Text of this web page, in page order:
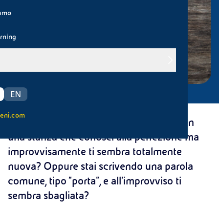
EN
eni.com
Hai presente quel momento in cui entri in
una stanza che conosci alla perfezione ma
improvvisamente ti sembra totalmente
nuova? Oppure stai scrivendo una parola
comune, tipo “porta”, e all’improvviso ti
sembra sbagliata?